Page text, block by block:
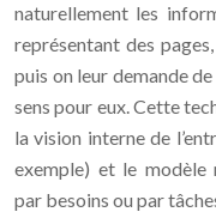
naturellement les
représentant des
puis on leur demande
sens pour eux. Cette
la vision interne de
exemple) et le modèle
par besoins ou par